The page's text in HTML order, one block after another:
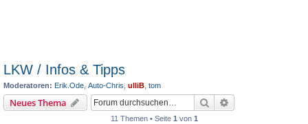
LKW / Infos & Tipps
Moderatoren: Erik.Ode Auto-Chris ulliB tom
Neues Thema Suche
11 Themen • Seite 1 von 1